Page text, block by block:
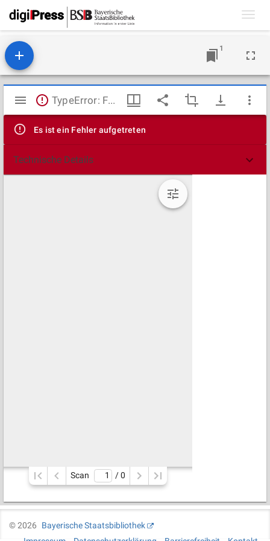
1
Mirador
Viewer
TypeError: Failed to fetch
Es ist ein Fehler aufgetreten
Technische Details
Scan / 0
©2026
Bayerische Staatsbibliothek